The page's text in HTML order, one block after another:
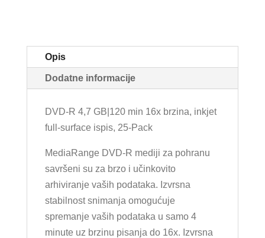
Opis
Dodatne informacije
DVD-R 4,7 GB|120 min 16x brzina, inkjet
full-surface ispis, 25-Pack
MediaRange DVD-R mediji za pohranu
savršeni su za brzo i učinkovito
arhiviranje vaših podataka. Izvrsna
stabilnost snimanja omogućuje
spremanje vaših podataka u samo 4
minute uz brzinu pisanja do 16x. Izvrsna